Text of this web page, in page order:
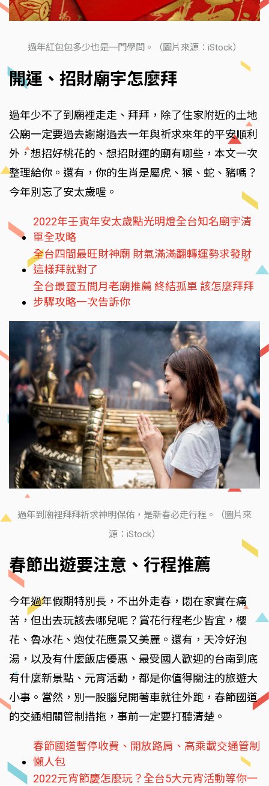
過年紅包包多少也是一門學問。（圖片來源：iStock）
開運、招財廟宇怎麼拜
過年少不了到廟裡走走、拜拜，除了住家附近的土地
公廟一定要過去謝謝過去一年與祈求來年的平安順利
外，想招好桃花的、想招財運的廟有哪些，本文一次
整理給你。還有，你的生肖是屬虎、猴、蛇、豬嗎？
今年別忘了安太歲喔。
2022年壬寅年安太歲點光明燈全台知名廟宇清
單全攻略
全台四間最旺財神廟 財氣滿滿翻轉運勢求發財
這樣拜就對了
全台最靈五間月老廟推薦 終結孤單 該怎麼拜拜
步驟攻略一次告訴你
過年到廟裡拜拜祈求神明保佑，是新春必走行程。（圖片來
源：iStock）
春節出遊要注意、行程推薦
今年過年假期特別長，不出外走春，悶在家實在痛
苦，但出去玩該去哪兒呢？賞花行程老少皆宜，櫻
花、魯冰花、炮仗花應景又美麗。還有，天冷好泡
湯，以及有什麼飯店優惠、最受國人歡迎的台南到底
有什麼新景點、元宵活動，都是你值得關注的旅遊大
小事。當然，別一股腦兒開著車就往外跑，春節國道
的交通相關管制措拖，事前一定要打聽清楚。
春節國道暫停收費、開放路肩、高乘載交通管制
懶人包
2022元宵節慶怎麼玩？全台5大元宵活動等你一